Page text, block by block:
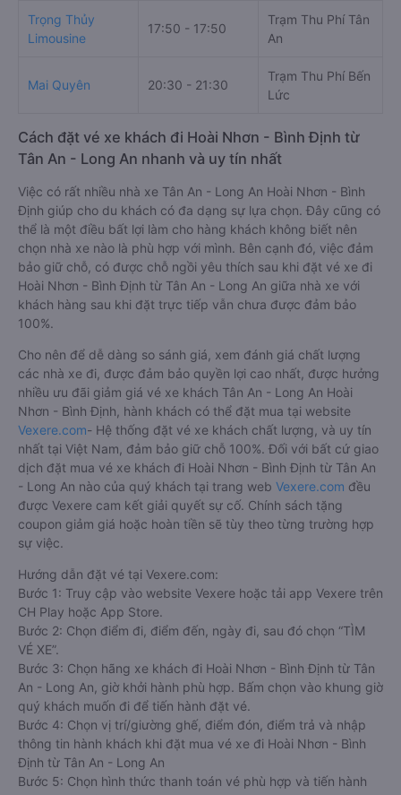
Trọng Thủy
Limousine
17:50 - 17:50
Trạm Thu Phí Tân
An
Mai Quyên 20:30 - 21:30
Trạm Thu Phí Bến
Lức
Cách đặt vé xe khách đi Hoài Nhơn - Bình Định từ
Tân An - Long An nhanh và uy tín nhất
Việc có rất nhiều nhà xe Tân An - Long An Hoài Nhơn - Bình
Định giúp cho du khách có đa dạng sự lựa chọn. Đây cũng có
thể là một điều bất lợi làm cho hàng khách không biết nên
chọn nhà xe nào là phù hợp với mình. Bên cạnh đó, việc đảm
bảo giữ chỗ, có được chỗ ngồi yêu thích sau khi đặt vé xe đi
Hoài Nhơn - Bình Định từ Tân An - Long An giữa nhà xe với
khách hàng sau khi đặt trực tiếp vẫn chưa được đảm bảo
100%.
Cho nên để dễ dàng so sánh giá, xem đánh giá chất lượng
các nhà xe đi, được đảm bảo quyền lợi cao nhất, được hưởng
nhiều ưu đãi giảm giá vé xe khách Tân An - Long An Hoài
Nhơn - Bình Định, hành khách có thể đặt mua tại website
Vexere.com- Hệ thống đặt vé xe khách chất lượng, và uy tín
nhất tại Việt Nam, đảm bảo giữ chỗ 100%. Đối với bất cứ giao
dịch đặt mua vé xe khách đi Hoài Nhơn - Bình Định từ Tân An
- Long An nào của quý khách tại trang web Vexere.com đều
được Vexere cam kết giải quyết sự cố. Chính sách tặng
coupon giảm giá hoặc hoàn tiền sẽ tùy theo từng trường hợp
sự việc.
Hướng dẫn đặt vé tại Vexere.com:
Bước 1: Truy cập vào website Vexere hoặc tải app Vexere trên
CH Play hoặc App Store.
Bước 2: Chọn điểm đi, điểm đến, ngày đi, sau đó chọn “TÌM
VÉ XE”.
Bước 3: Chọn hãng xe khách đi Hoài Nhơn - Bình Định từ Tân
An - Long An, giờ khởi hành phù hợp. Bấm chọn vào khung giờ
quý khách muốn đi để tiến hành đặt vé.
Bước 4: Chọn vị trí/giường ghế, điểm đón, điểm trả và nhập
thông tin hành khách khi đặt mua vé xe đi Hoài Nhơn - Bình
Định từ Tân An - Long An
Bước 5: Chọn hình thức thanh toán vé phù hợp và tiến hành